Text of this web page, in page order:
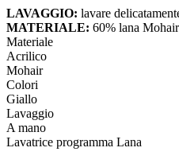
LAVAGGIO: lavare
MATERIALE: 60% lana
Materiale
Acrilico
Mohair
Colori
Giallo
Lavaggio
A mano
Lavatrice programma Lana